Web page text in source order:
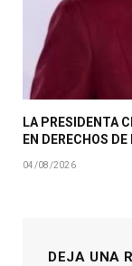
LA PRESIDENTA
EN DERECHOS
04/08/2026
DEJA UNA